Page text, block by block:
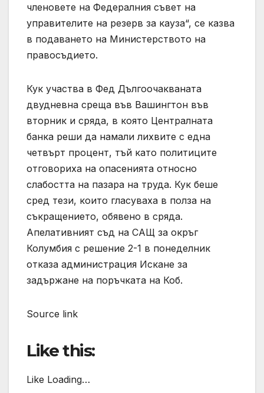
членовете на Федералния съвет на
управителите на резерв за кауза“, се казва
в подаването на Министерството на
правосъдието.
Кук участва в Фед Дългоочакваната
двудневна среща във Вашингтон във
вторник и сряда, в която Централната
банка реши да намали лихвите с една
четвърт процент, тъй като политиците
отговориха на опасенията относно
слабостта на пазара на труда. Кук беше
сред тези, които гласуваха в полза на
съкращението, обявено в сряда.
Апелативният съд на САЩ за окръг
Колумбия с решение 2-1 в понеделник
отказа администрация Искане за
задържане на поръчката на Коб.
Source link
Like this:
Like Loading…